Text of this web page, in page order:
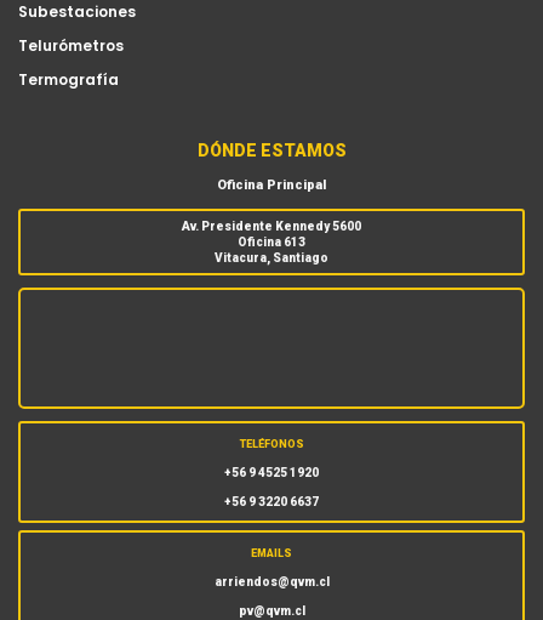
Subestaciones
Telurómetros
Termografía
DÓNDE ESTAMOS
Oficina Principal
Av. Presidente Kennedy 5600
Oficina 613
Vitacura, Santiago
TELÉFONOS
+56 9 4525 1920
+56 9 3220 6637
EMAILS
arriendos@qvm.cl
pv@qvm.cl